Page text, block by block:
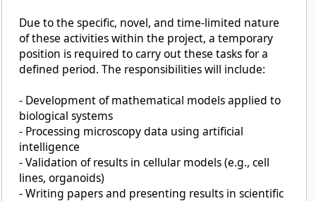
Due to the specific, novel, and time-limited nature
of these activities within the project, a temporary
position is required to carry out these tasks for a
defined period. The responsibilities will include:
- Development of mathematical models applied to
biological systems
- Processing microscopy data using artificial
intelligence
- Validation of results in cellular models (e.g., cell
lines, organoids)
- Writing papers and presenting results in scientific